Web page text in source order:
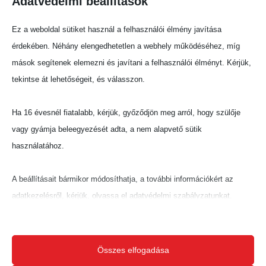
VAR-vizsgálat után elvett gól a hosszabbításban
Fontos lépés a tabellán
A találkozó előtt mindössze egy helyezés és egy
pont volt a két csapat között a tabella alján –
míg a Nyíregyháza továbbra is a 11. helyen
Ez a weboldal sütiket használ a felhasználói élmény javítása
érdekében. Néhány elengedhetetlen a webhely működéséhez, míg
mások segítenek elemezni és javítani a felhasználói élményt. Kérjük,
tekintse át lehetőségeit, és válasszon.
Ha 16 évesnél fiatalabb, kérjük, győződjön meg arról, hogy szülője
vagy gyámja beleegyezését adta, a nem alapvető sütik
használatához.
A beállításait bármikor módosíthatja, a további információkért az
adatkezelésről, kérjük, olvassa el adatvédelmi szabályzatunkat.
Ne feledje, hogy ha bizonyos típusú sütik, vagy szolgáltatások
letiltása mellett dönt, az befolyásolhatja a webhely által nyújtott
Összes elfogadása